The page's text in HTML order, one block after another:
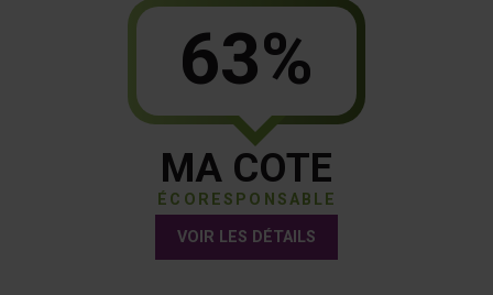
63%
MA COTE
ÉCORESPONSABLE
VOIR LES DÉTAILS